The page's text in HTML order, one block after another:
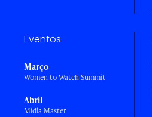
Eventos
Março
Women to Watch Summit
Abril
Mídia Master